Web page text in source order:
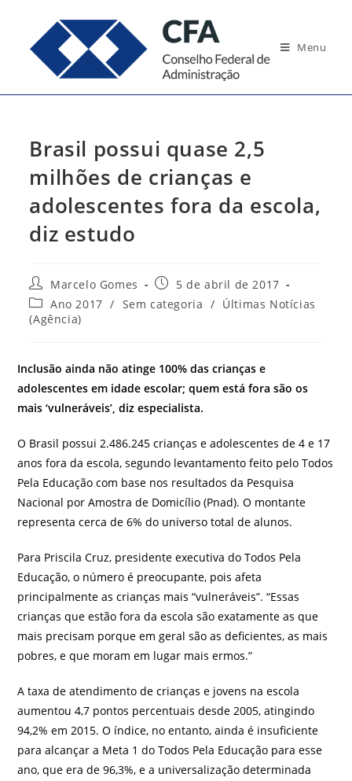
conteúdo
Menu
Brasil possui quase 2,5
milhões de crianças e
adolescentes fora da escola,
diz estudo
Autor
do
post:
Marcelo Gomes
Post
publicado:
5 de abril de 2017
Categoria
do
Ano 2017 / Sem categoria / Últimas Notícias
(Agência)
Inclusão ainda não atinge 100% das crianças e
adolescentes em idade escolar; quem está fora são os
mais ‘vulneráveis’, diz especialista.
O Brasil possui 2.486.245 crianças e adolescentes de 4 e 17
anos fora da escola, segundo levantamento feito pelo Todos
Pela Educação com base nos resultados da Pesquisa
Nacional por Amostra de Domicílio (Pnad). O montante
representa cerca de 6% do universo total de alunos.
Para Priscila Cruz, presidente executiva do Todos Pela
Educação, o número é preocupante, pois afeta
principalmente as crianças mais “vulneráveis”. “Essas
crianças que estão fora da escola são exatamente as que
mais precisam porque em geral são as deficientes, as mais
pobres, e que moram em lugar mais ermos.”
A taxa de atendimento de crianças e jovens na escola
aumentou 4,7 pontos percentuais desde 2005, atingindo
94,2% em 2015. O índice, no entanto, ainda é insuficiente
para alcançar a Meta 1 do Todos Pela Educação para esse
ano, que era de 96,3%, e a universalização determinada